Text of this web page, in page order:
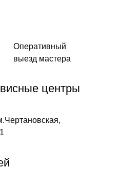
Оперативный
выезд мастера
центры